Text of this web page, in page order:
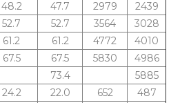
48.2 47.7 2979
2439
52.7 52.7 3564
3028
61.2 61.2 4772
4010
67.5 67.5 5830
4986
73.4
5885
24.2 22.0 652
487